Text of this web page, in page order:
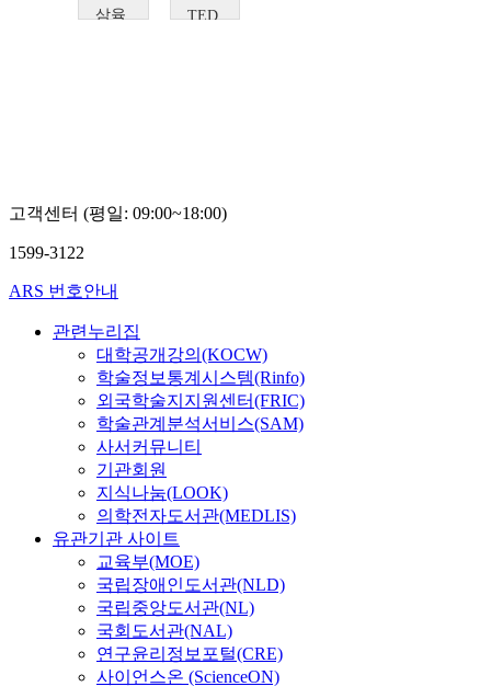
삼육
TED
고객센터 (평일: 09:00~18:00)
1599-3122
ARS 번호안내
관련누리집
대학공개강의(KOCW)
학술정보통계시스템(Rinfo)
외국학술지지원센터(FRIC)
학술관계분석서비스(SAM)
사서커뮤니티
기관회원
지식나눔(LOOK)
의학전자도서관(MEDLIS)
유관기관 사이트
교육부(MOE)
국립장애인도서관(NLD)
국립중앙도서관(NL)
국회도서관(NAL)
연구윤리정보포털(CRE)
사이언스온 (ScienceON)